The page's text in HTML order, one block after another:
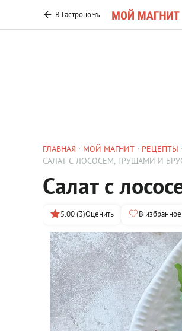
В Гастрономъ
ГЛАВНАЯ МОЙ МАГНИТ РЕЦЕПТЫ
САЛАТ С ЛОСОСЕМ, ГРУШАМИ И
Салат с
5.00 (3)Оценить В избранное